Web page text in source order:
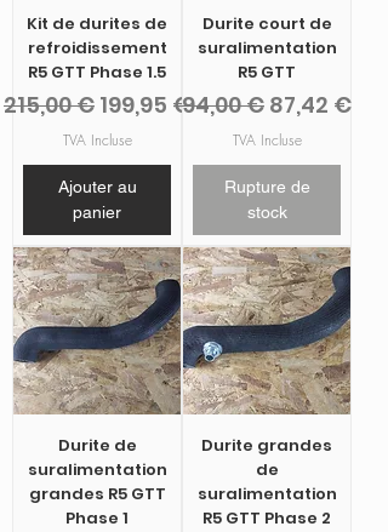
Kit de durites de
refroidissement
R5 GTT Phase 1.5
Prix original
215,00 € Prix promotionnel
199,95 €
TVA Incluse
Ajouter au
panier
Durite court de
suralimentation
R5 GTT
Prix original
94,00 € Prix
87,42 €
TVA Incluse
Rupture de
stock
Durite de
suralimentation
grandes R5 GTT
Phase 1
Durite grandes
de
suralimentation
R5 GTT Phase 2